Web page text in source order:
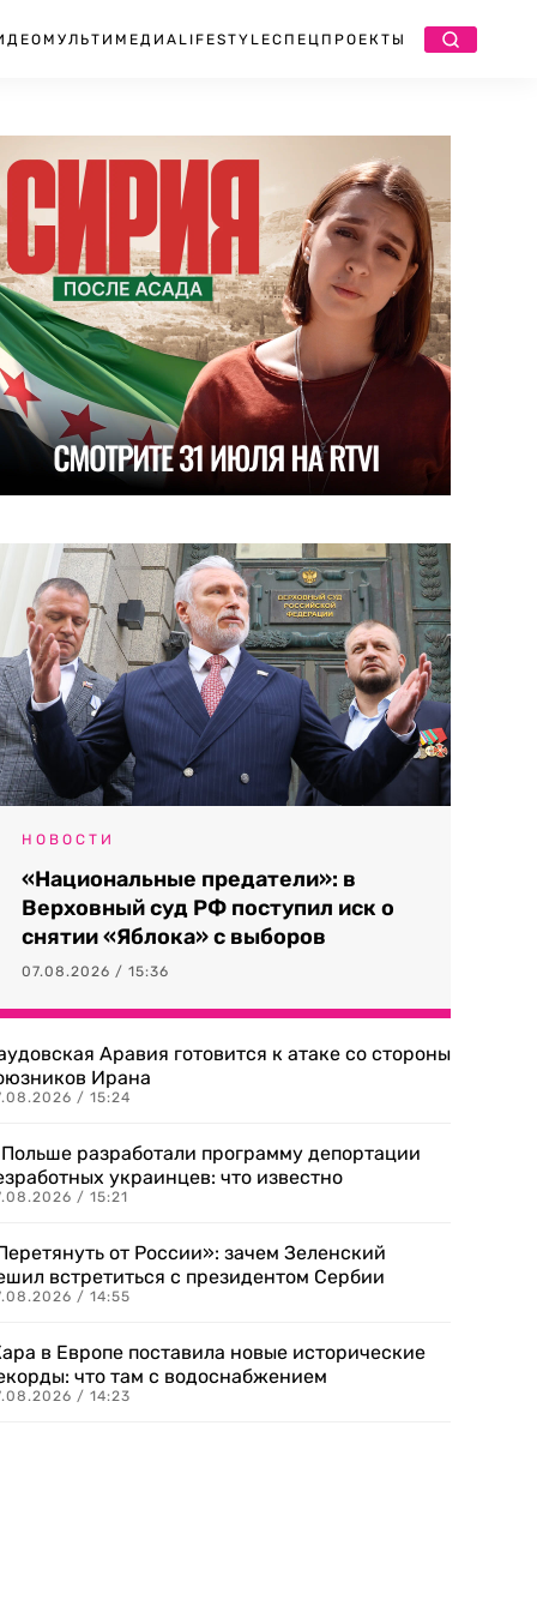
МУЛЬТИМЕДИА LIFESTYLEСПЕЦПРОЕКТЫ
НОВОСТИ
«Национальные предатели»: в
Верховный суд РФ поступил иск о
снятии «Яблока» с выборов
07.08.2026 / 15:36
Аравия готовится к атаке со стороны
Ирана
/ 15:24
разработали программу депортации
украинцев: что известно
/ 15:21
от России»: зачем Зеленский
встретиться с президентом Сербии
/ 14:55
в Европе поставила новые исторические
что там с водоснабжением
/ 14:23